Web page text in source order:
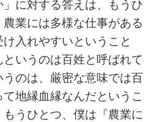
に対する答えは、もうひ
業には多様な仕事がある
入れやすいということ
いうのは百姓と呼ばれて
のは、厳密な意味では百
地縁血縁なんだというこ
うひとつ、僕は『農業に